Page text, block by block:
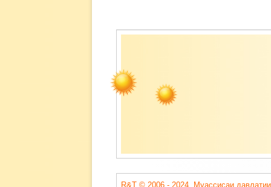
Содержимое
R&T © 2006 - 2024. Муассисаи